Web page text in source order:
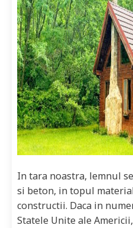
In tara noastra, lemnul
si beton, in topul
constructii. Daca in
Statele Unite ale